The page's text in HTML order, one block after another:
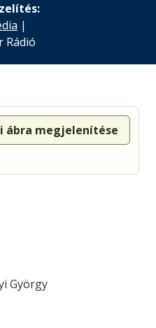
|
Rádió
ábra megjelenítése
György